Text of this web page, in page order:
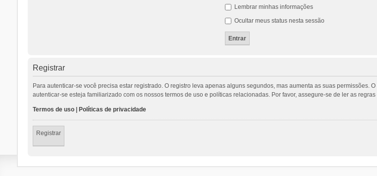
Lembrar minhas informações
Ocultar meus status nesta sessão
Registrar
Para autenticar-se você precisa estar registrado. O registro leva apenas alguns segundos, mas aumenta as suas
autenticar-se esteja familiarizado com os nossos termos de uso e políticas relacionadas. Por favor, assegure-se de ler as
Termos de uso| Políticas de privacidade
Registrar